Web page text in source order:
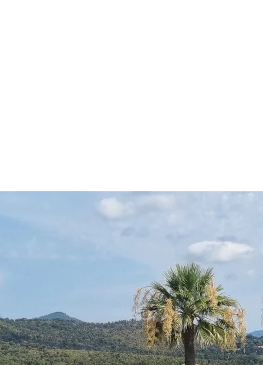
Contactez-nous